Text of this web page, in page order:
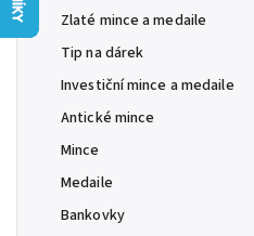
Zlaté mince a medaile
Tip na dárek
Investiční mince a medaile
Antické mince
Mince
Medaile
Bankovky